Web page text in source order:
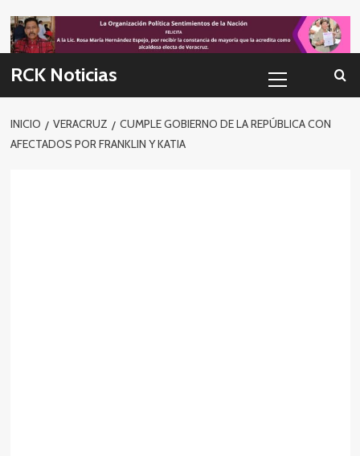
to
content
RCK Noticias
primario
INICIO VERACRUZ
CUMPLE GOBIERNO DE LA REPÚBLICA CON
AFECTADOS POR FRANKLIN Y KATIA